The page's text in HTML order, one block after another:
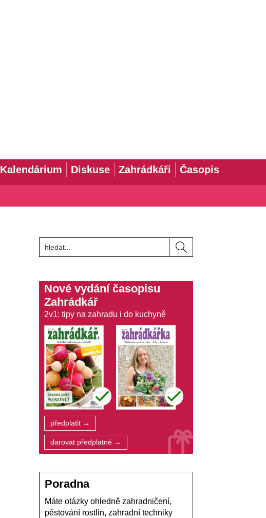
Kalendárium Diskuse Zahrádkáři Časopis
Nové vydání časopisu
Zahrádkář
2v1: tipy na zahradu i do kuchyně
předplatit →
darovat předplatné →
Poradna
Máte otázky ohledně zahradničení,
pěstování rostlin, zahradní techniky